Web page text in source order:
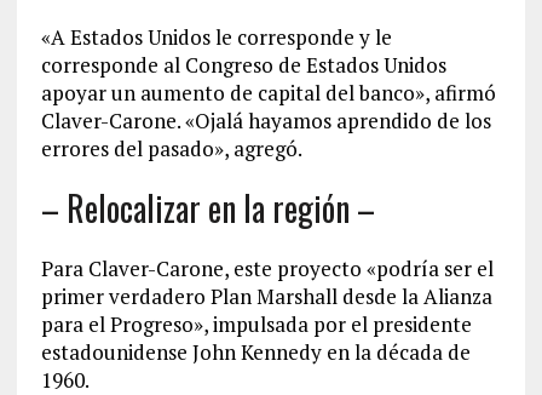
«A Estados Unidos le corresponde y le
corresponde al Congreso de Estados Unidos
apoyar un aumento de capital del banco», afirmó
Claver-Carone. «Ojalá hayamos aprendido de los
errores del pasado», agregó.
– Relocalizar en la región –
Para Claver-Carone, este proyecto «podría ser el
primer verdadero Plan Marshall desde la Alianza
para el Progreso», impulsada por el presidente
estadounidense John Kennedy en la década de
1960.